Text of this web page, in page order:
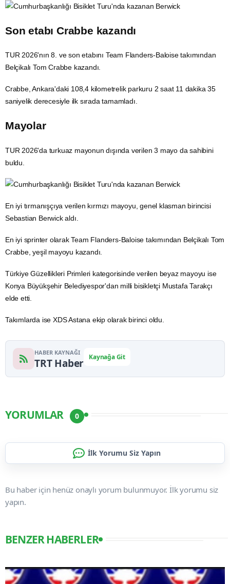
Son etabı Crabbe kazandı
TUR 2026'nın 8. ve son etabını Team Flanders-Baloise takımından
Belçikalı Tom Crabbe kazandı.
Crabbe, Ankara'daki 108,4 kilometrelik parkuru 2 saat 11 dakika 35
saniyelik derecesiyle ilk sırada tamamladı.
Mayolar
TUR 2026'da turkuaz mayonun dışında verilen 3 mayo da sahibini
buldu.
En iyi tırmanışçıya verilen kırmızı mayoyu, genel klasman birincisi
Sebastian Berwick aldı.
En iyi sprinter olarak Team Flanders-Baloise takımından Belçikalı Tom
Crabbe, yeşil mayoyu kazandı.
Türkiye Güzellikleri Primleri kategorisinde verilen beyaz mayoyu ise
Konya Büyükşehir Belediyespor'dan milli bisikletçi Mustafa Tarakçı
elde etti.
Takımlarda ise XDS Astana ekip olarak birinci oldu.
HABER KAYNAĞI
TRT Haber Kaynağa Git
YORUMLAR 0
İlk Yorumu Siz Yapın
Bu haber için henüz onaylı yorum bulunmuyor. İlk yorumu siz
yapın.
BENZER HABERLER